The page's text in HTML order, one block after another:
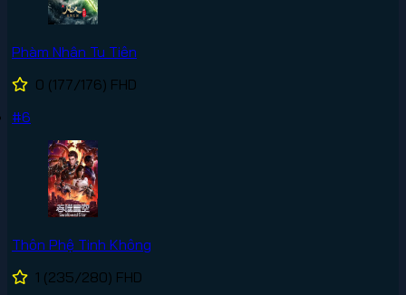
Phàm Nhân Tu Tiên
0 (177/176) FHD
#6
Thôn Phệ Tinh Không
1 (235/280) FHD